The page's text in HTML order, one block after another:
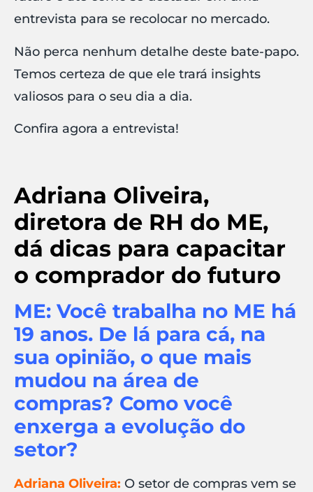
entrevista para se recolocar no mercado.
Não perca nenhum detalhe deste bate-papo.
Temos certeza de que ele trará insights
valiosos para o seu dia a dia.
Confira agora a entrevista!
Adriana Oliveira,
diretora de RH do ME,
dá dicas para capacitar
o comprador do futuro
ME: Você trabalha no ME há
19 anos. De lá para cá, na
sua opinião, o que mais
mudou na área de
compras? Como você
enxerga a evolução do
setor?
Adriana Oliveira: O setor de compras vem se